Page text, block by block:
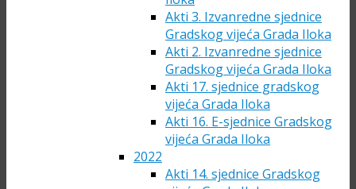
Akti 3. Izvanredne sjednice
Gradskog vijeća Grada Iloka
Akti 2. Izvanredne sjednice
Gradskog vijeća Grada Iloka
Akti 17. sjednice gradskog
vijeća Grada Iloka
Akti 16. E-sjednice Gradskog
vijeća Grada Iloka
2022
Akti 14. sjednice Gradskog